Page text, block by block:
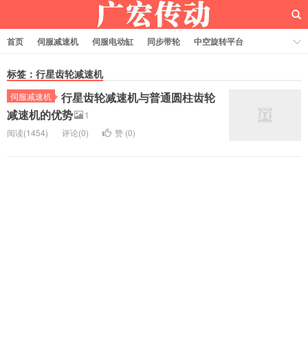
首页 伺服减速机 伺服电动缸 同步带轮
中空旋转平台
标签：行星齿轮减速机
伺服减速机
行星齿轮减速机与普通圆柱齿轮
减速机的优势
1
阅读(1454)
评论(0) 赞 (0)